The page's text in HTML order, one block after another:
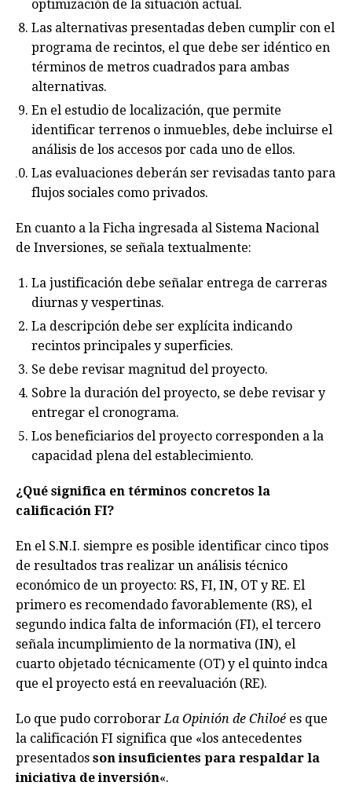
optimización de la situación actual.
Las alternativas presentadas deben cumplir con el
programa de recintos, el que debe ser idéntico en
términos de metros cuadrados para ambas
alternativas.
En el estudio de localización, que permite
identificar terrenos o inmuebles, debe incluirse el
análisis de los accesos por cada uno de ellos.
Las evaluaciones deberán ser revisadas tanto para
flujos sociales como privados.
En cuanto a la Ficha ingresada al Sistema Nacional
de Inversiones, se señala textualmente:
La justificación debe señalar entrega de carreras
diurnas y vespertinas.
La descripción debe ser explícita indicando
recintos principales y superficies.
Se debe revisar magnitud del proyecto.
Sobre la duración del proyecto, se debe revisar y
entregar el cronograma.
Los beneficiarios del proyecto corresponden a la
capacidad plena del establecimiento.
¿Qué significa en términos concretos la
calificación FI?
En el S.N.I. siempre es posible identificar cinco tipos
de resultados tras realizar un análisis técnico
económico de un proyecto: RS, FI, IN, OT y RE. El
primero es recomendado favorablemente (RS), el
segundo indica falta de información (FI), el tercero
señala incumplimiento de la normativa (IN), el
cuarto objetado técnicamente (OT) y el quinto indca
que el proyecto está en reevaluación (RE).
Lo que pudo corroborarLa Opinión de Chiloé es que
la calificación FI significa que «los antecedentes
presentados son insuficientes para respaldar la
iniciativa de inversión«.